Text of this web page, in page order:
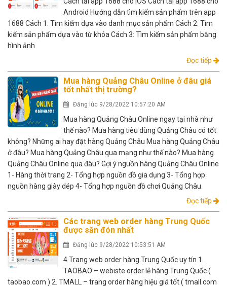
Android Hướng dẫn tìm kiếm sản phẩm trên app
1688 Cách 1: Tìm kiếm dựa vào danh mục sản phẩm Cách 2: Tìm
kiếm sản phẩm dựa vào từ khóa Cách 3: Tìm kiếm sản phẩm bằng
hình ảnh
Đọc tiếp
Mua hàng Quảng Châu Online ở đâu giá
tốt nhất thị trường?
Đăng lúc 9/28/2022 10:57:20 AM
Mua hàng Quảng Châu Online ngay tại nhà như
thế nào? Mua hàng tiêu dùng Quảng Châu có tốt
không? Những ai hay đặt hàng Quảng Châu Mua hàng Quảng Châu
ở đâu? Mua hàng Quảng Châu qua mạng như thế nào? Mua hàng
Quảng Châu Online qua đâu? Gợi ý nguồn hàng Quảng Châu Online
1- Hàng thời trang 2- Tổng hợp nguồn đồ gia dụng 3- Tổng hợp
nguồn hàng giày dép 4- Tổng hợp nguồn đồ chơi Quảng Châu
Đọc tiếp
Các trang web order hàng Trung Quốc
được săn đón nhất
Đăng lúc 9/28/2022 10:53:51 AM
4 Trang web order hàng Trung Quốc uy tín 1.
TAOBAO – webiste order lẻ hàng Trung Quốc (
taobao.com ) 2. TMALL – trang order hàng hiệu giá tốt ( tmall.com